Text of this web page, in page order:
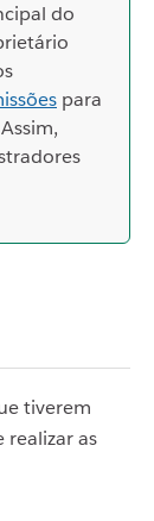
do
para
tiverem
realizar as